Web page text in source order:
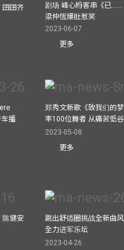
囝囝齐
剧场 峰心粉客串《已
梁仲恆爆肚惹笑
2023-06-07
更多
播
郑秀文新歌《致我们的
率100位舞者 从痛苦低
2023-05-08
更多
陈健安
跳出舒适圈挑战全新曲
全力进军乐坛
2023-04-26